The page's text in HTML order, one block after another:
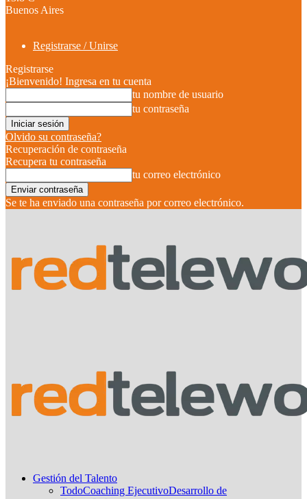
Buenos Aires
Registrarse / Unirse
Registrarse
¡Bienvenido! Ingresa en tu cuenta
tu nombre de usuario
tu contraseña
Olvido su contraseña?
Recuperación de contraseña
Recupera tu contraseña
tu correo electrónico
Se te ha enviado una contraseña por correo electrónico.
Gestión del Talento
TodoCoaching EjecutivoDesarrollo de